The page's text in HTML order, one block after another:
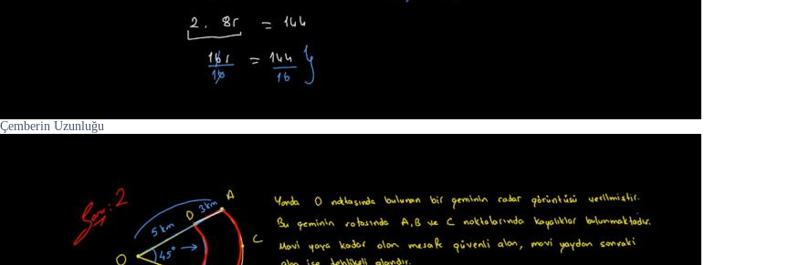
Çemberin Uzunluğu